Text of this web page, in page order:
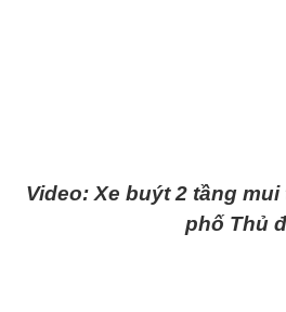
Video: Xe buýt 2 tầng
phố Thủ